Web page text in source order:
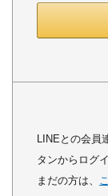
LINEとの会員
タンからログ
まだの方は、